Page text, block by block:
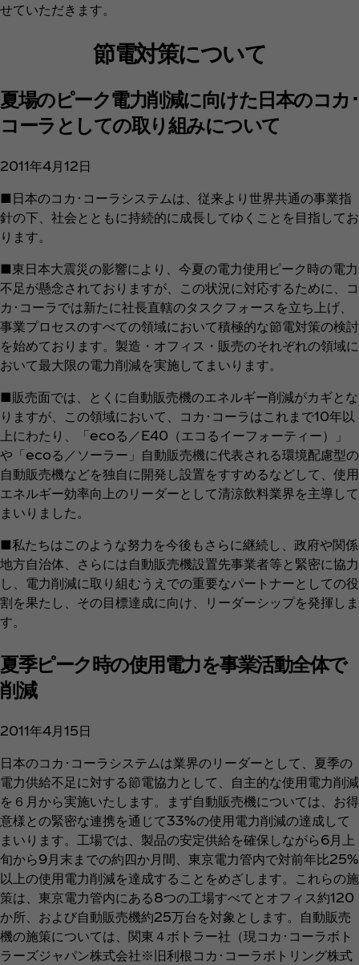
せていただきます。
節電対策について
夏場のピーク電力削減に向けた日本のコカ･
コーラとしての取り組みについて
2011年4月12日
■日本のコカ･コーラシステムは、従来より世界共通の事業指
針の下、社会とともに持続的に成長してゆくことを目指してお
ります。
■東日本大震災の影響により、今夏の電力使用ピーク時の電力
不足が懸念されておりますが、この状況に対応するために、コ
カ･コーラでは新たに社長直轄のタスクフォースを立ち上げ、
事業プロセスのすべての領域において積極的な節電対策の検討
を始めております。製造・オフィス・販売のそれぞれの領域に
おいて最大限の電力削減を実施してまいります。
■販売面では、とくに自動販売機のエネルギー削減がカギとな
りますが、この領域において、コカ･コーラはこれまで10年以
上にわたり、「ecoる／E40（エコるイーフォーティー）」
や「ecoる／ソーラー」自動販売機に代表される環境配慮型の
自動販売機などを独自に開発し設置をすすめるなどして、使用
エネルギー効率向上のリーダーとして清涼飲料業界を主導して
まいりました。
■私たちはこのような努力を今後もさらに継続し、政府や関係
地方自治体、さらには自動販売機設置先事業者等と緊密に協力
し、電力削減に取り組むうえでの重要なパートナーとしての役
割を果たし、その目標達成に向け、リーダーシップを発揮しま
す。
夏季ピーク時の使用電力を事業活動全体で
削減
2011年4月15日
日本のコカ･コーラシステムは業界のリーダーとして、夏季の
電力供給不足に対する節電協力として、自主的な使用電力削減
を６月から実施いたします。まず自動販売機については、お得
意様との緊密な連携を通じて33%の使用電力削減の達成して
まいります。工場では、製品の安定供給を確保しながら6月上
旬から9月末までの約四か月間、東京電力管内で対前年比25%
以上の使用電力削減を達成することをめざします。これらの施
策は、東京電力管内にある8つの工場すべてとオフィス約120
か所、および自動販売機約25万台を対象とします。自動販売
機の施策については、関東４ボトラー社（現コカ･コーラボト
ラーズジャパン株式会社※旧利根コカ･コーラボトリング株式